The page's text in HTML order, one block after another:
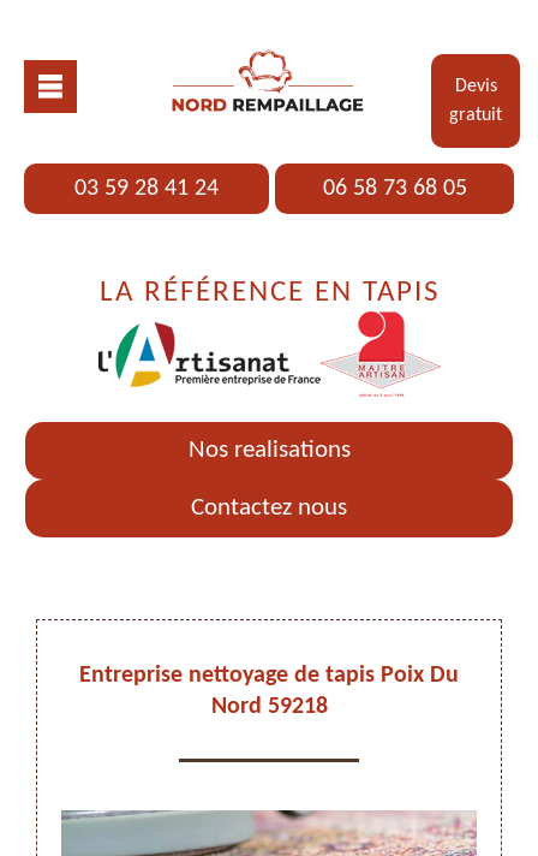
Devis
gratuit
03 59 28 41 24 06 58 73 68 05
LA RÉFÉRENCE EN TAPIS
Nos realisations
Contactez nous
Entreprise nettoyage de tapis Poix Du
Nord 59218